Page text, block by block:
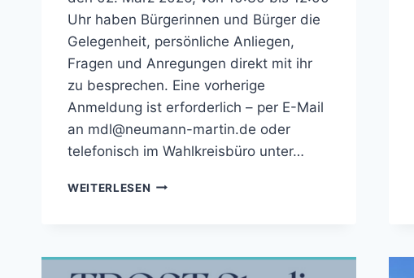
Uhr haben Bürgerinnen und Bürger die
Gelegenheit, persönliche Anliegen,
Fragen und Anregungen direkt mit ihr
zu besprechen. Eine vorherige
Anmeldung ist erforderlich – per E-Mail
an mdl@neumann-martin.de oder
telefonisch im Wahlkreisbüro unter…
WEITERLESEN 02.